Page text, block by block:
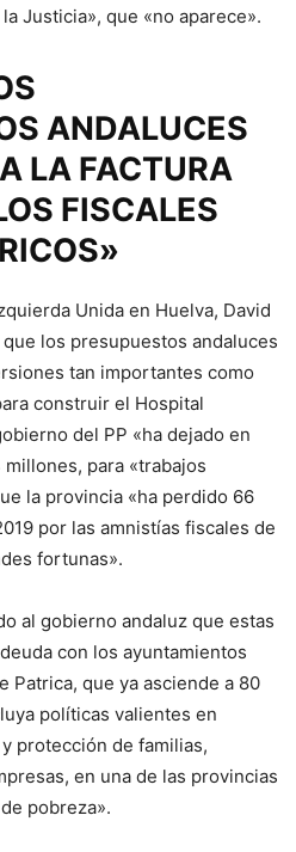
Justicia», que «no aparece».
ANDALUCES
LA FACTURA
FISCALES
Unida en Huelva, David
los presupuestos andaluces
tan importantes como
construir el Hospital
del PP «ha dejado en
para «trabajos
la provincia «ha perdido 66
por las amnistías fiscales de
fortunas».
al gobierno andaluz que estas
con los ayuntamientos
Patrica, que ya asciende a 80
políticas valientes en
protección de familias,
en una de las provincias
pobreza».